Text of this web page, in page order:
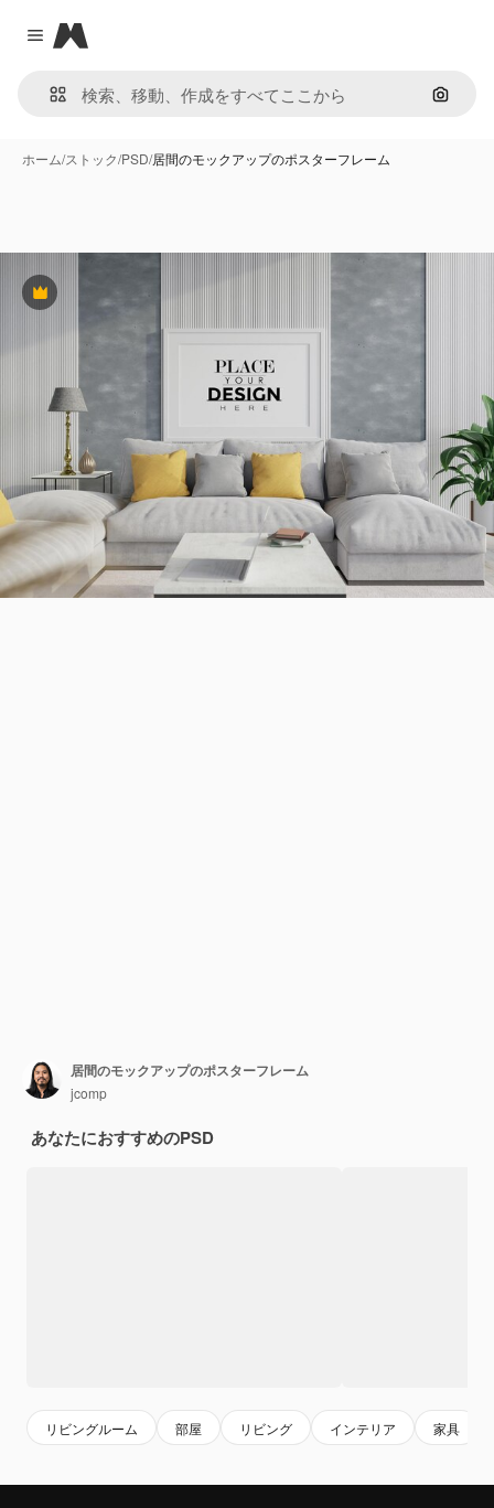
Close menu
Magnific
画像で
ホーム/ストック/PSD/居間のモックアップのポスターフレーム
Premium
居間のモックアップのポスターフレーム
jcomp
あなたにおすすめのPSD
リビングルーム 部屋 リビング インテリア 家具